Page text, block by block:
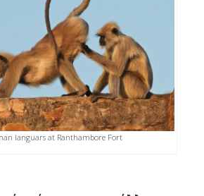
languars at Ranthambore Fort